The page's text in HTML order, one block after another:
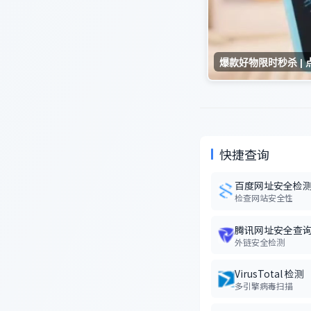
快捷查询
百度网址安全检
检查网站安全性
腾讯网址安全查
外链安全检测
VirusTotal 检测
多引擎病毒扫描